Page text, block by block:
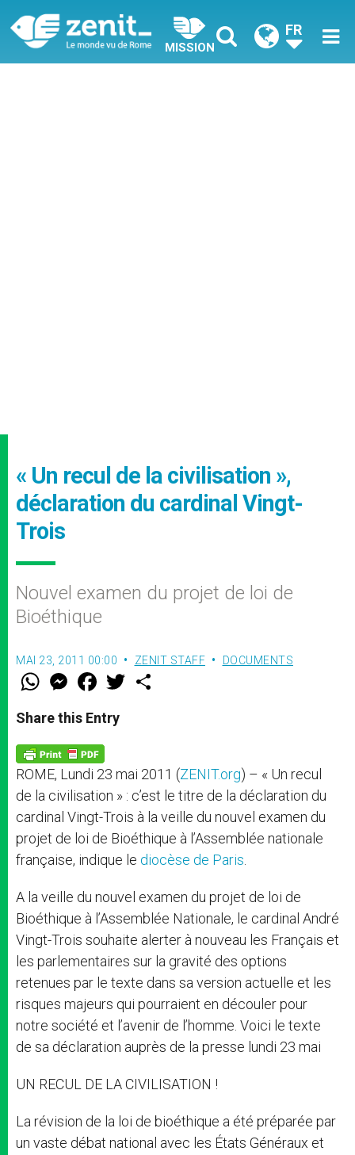
MISSION
FR
« Un recul de la civilisation »,
déclaration du cardinal Vingt-
Trois
Nouvel examen du projet de loi de
Bioéthique
MAI 23, 2011 00:00 ZENIT STAFF DOCUMENTS
W
t
s
p
p
M
e
s
e
g
e
r
F
a
e
b
o
k
w
Share this Entry
ROME, Lundi 23 mai 2011 (ZENIT.org) – « Un recul
de la civilisation » : c’est le titre de la déclaration du
cardinal Vingt-Trois à la veille du nouvel examen du
projet de loi de Bioéthique à l’Assemblée nationale
française, indique le diocèse de Paris
A la veille du nouvel examen du projet de loi de
Bioéthique à l’Assemblée Nationale, le cardinal André
Vingt-Trois souhaite alerter à nouveau les Français et
les parlementaires sur la gravité des options
retenues par le texte dans sa version actuelle et les
risques majeurs qui pourraient en découler pour
notre société et l’avenir de l’homme. Voici le texte
de sa déclaration auprès de la presse lundi 23 mai
UN RECUL DE LA CIVILISATION !
La révision de la loi de bioéthique a été préparée par
un vaste débat national avec les États Généraux et